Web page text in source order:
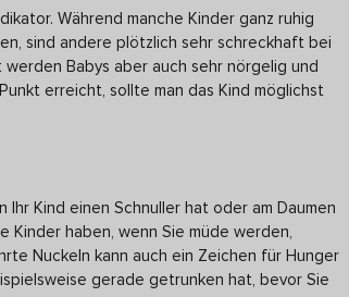
Während manche Kinder ganz ruhig
sind andere plötzlich sehr schreckhaft bei
Babys aber auch sehr nörgelig und
erreicht, sollte man das Kind möglichst
Kind einen Schnuller hat oder am Daumen
Kinder haben, wenn Sie müde werden,
Nuckeln kann auch ein Zeichen für Hunger
gerade getrunken hat, bevor Sie